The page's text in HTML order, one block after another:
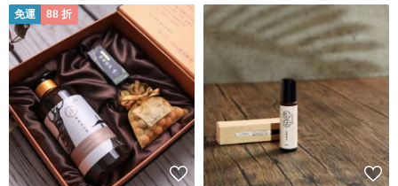
免運 88 折